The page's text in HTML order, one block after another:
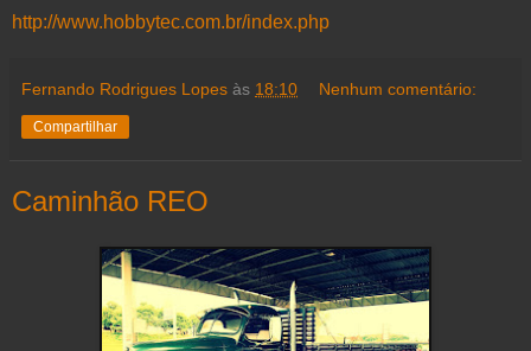
http://www.hobbytec.com.br/index.php
Fernando Rodrigues Lopes às 18:10 Nenhum comentário:
Compartilhar
Caminhão REO